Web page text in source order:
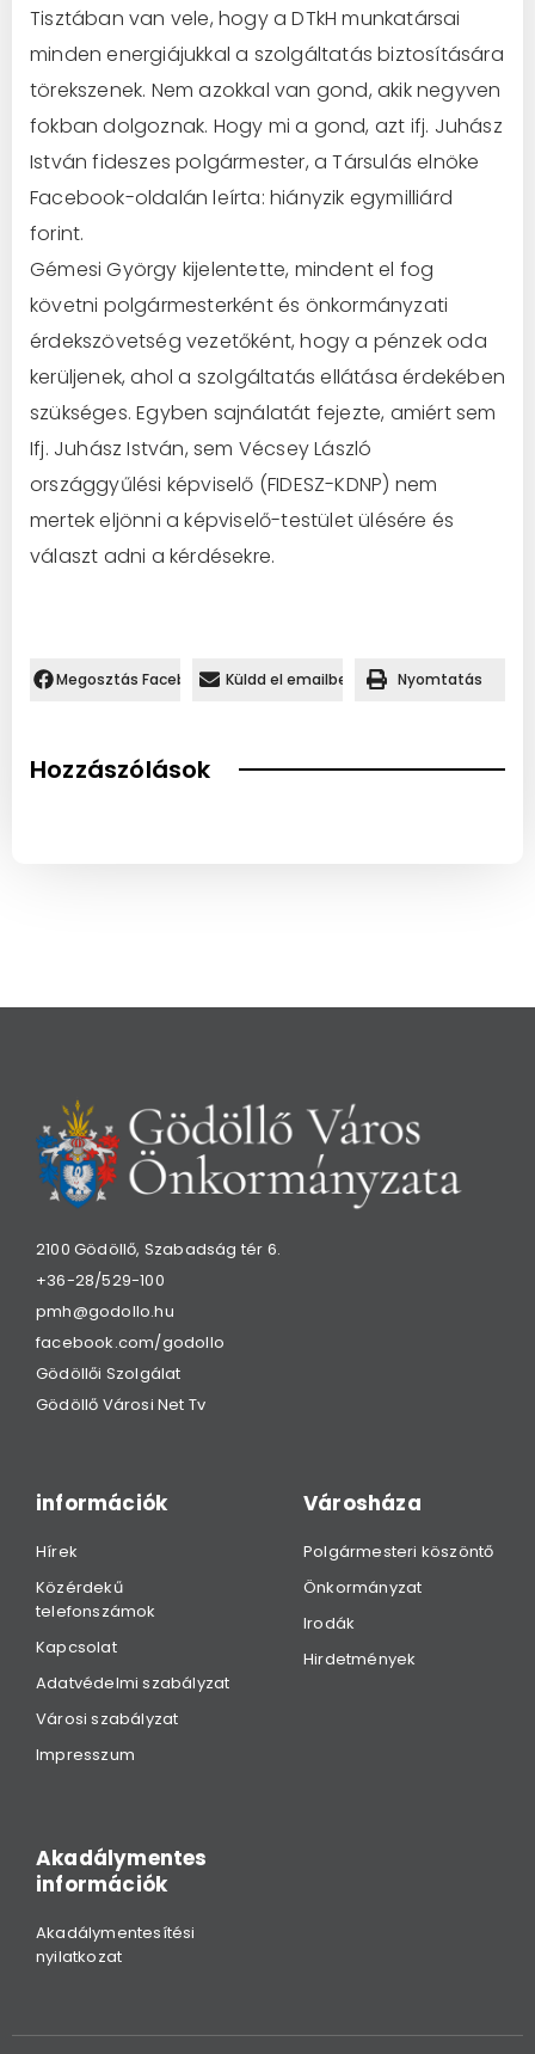
Tisztában van vele, hogy a DTkH munkatársai
minden energiájukkal a szolgáltatás biztosítására
törekszenek. Nem azokkal van gond, akik negyven
fokban dolgoznak. Hogy mi a gond, azt ifj. Juhász
István fideszes polgármester, a Társulás elnöke
Facebook-oldalán leírta: hiányzik egymilliárd
forint.
Gémesi György kijelentette, mindent el fog
követni polgármesterként és önkormányzati
érdekszövetség vezetőként, hogy a pénzek oda
kerüljenek, ahol a szolgáltatás ellátása érdekében
szükséges. Egyben sajnálatát fejezte, amiért sem
Ifj. Juhász István, sem Vécsey László
országgyűlési képviselő (FIDESZ-KDNP) nem
mertek eljönni a képviselő-testület ülésére és
választ adni a kérdésekre.
Megosztás Facebookon.Küldd el emailben Nyomtatás
Hozzászólások
2100 Gödöllő, Szabadság tér 6.
+36-28/529-100
pmh@godollo.hu
facebook.com/godollo
Gödöllői Szolgálat
Gödöllő Városi Net Tv
információk
Hírek
Közérdekű
telefonszámok
Kapcsolat
Adatvédelmi szabályzat
Városi szabályzat
Impresszum
Városháza
Polgármesteri köszöntő
Önkormányzat
Irodák
Hirdetmények
Akadálymentes
információk
Akadálymentesítési
nyilatkozat